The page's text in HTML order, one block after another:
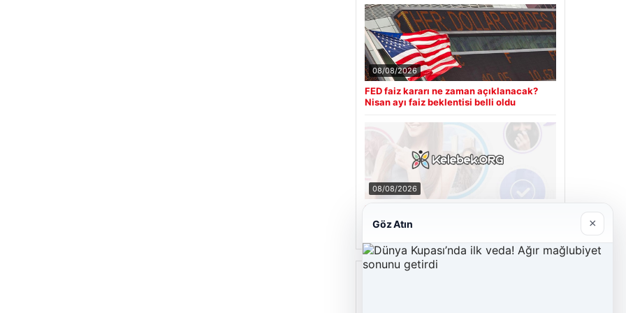
08/08/2026
FED faiz kararı ne zaman açıklanacak?
Nisan ayı faiz beklentisi belli oldu
08/08/2026
Kelebek.Org İle Sanal İletişimin Seviyeli
Adresi Ve Chat Deneyimi
Göz Atın ×